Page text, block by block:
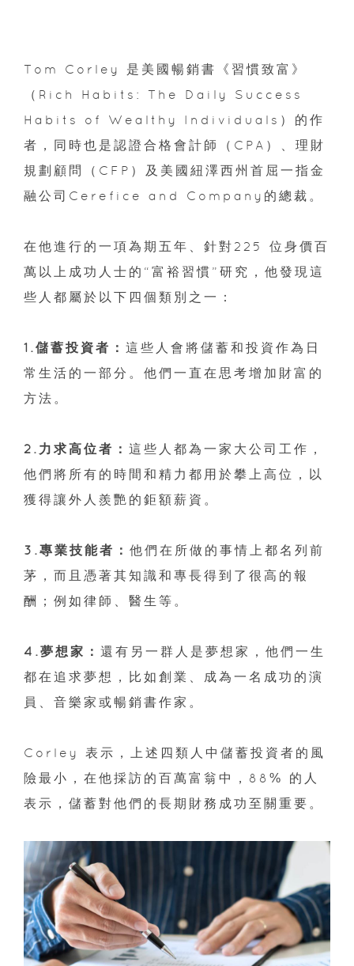
Tom Corley 是美國暢銷書《習慣致富》
（Rich Habits: The Daily Success
Habits of Wealthy Individuals）的作
者，同時也是認證合格會計師（CPA）、理財
規劃顧問（CFP）及美國紐澤西州首屈一指金
融公司Cerefice and Company的總裁。
在他進行的一項為期五年、針對225 位身價百
萬以上成功人士的“富裕習慣”研究，他發現這
些人都屬於以下四個類別之一：
1.儲蓄投資者： 這些人會將儲蓄和投資作為日
常生活的一部分。他們一直在思考增加財富的
方法。
2.力求高位者： 這些人都為一家大公司工作，
他們將所有的時間和精力都用於攀上高位，以
獲得讓外人羨艷的鉅額薪資。
3.專業技能者： 他們在所做的事情上都名列前
茅，而且憑著其知識和專長得到了很高的報
酬；例如律師、醫生等。
4.夢想家： 還有另一群人是夢想家，他們一生
都在追求夢想，比如創業、成為一名成功的演
員、音樂家或暢銷書作家。
Corley 表示，上述四類人中儲蓄投資者的風
險最小，在他採訪的百萬富翁中，88% 的人
表示，儲蓄對他們的長期財務成功至關重要。